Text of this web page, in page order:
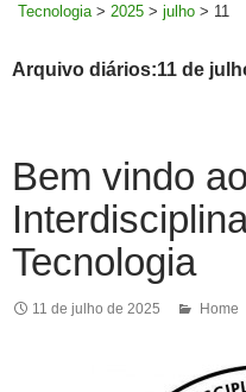
Tecnologia > 2025 > julho > 11
Arquivo diários:11 de
Bem vindo
Tecnologia
11 de julho de 2025 Home